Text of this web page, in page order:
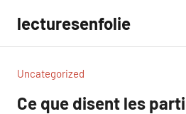
contenu
lecturesenfolie
Uncategorized
Ce que disent les